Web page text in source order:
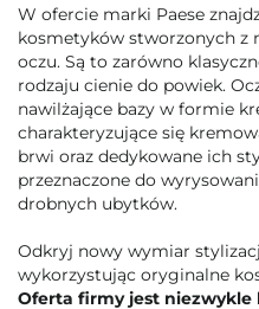
W ofercie marki Paese
kosmetyków stworzonych z
oczu. Są to zarówno
rodzaju cienie do powiek.
nawilżające bazy w formie
charakteryzujące się
brwi oraz dedykowane ich
przeznaczone do
drobnych ubytków.
Odkryj nowy wymiar
wykorzystując oryginalne
Oferta firmy jest